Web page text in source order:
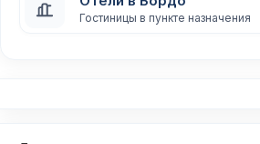
Гостиницы в пункте назначения